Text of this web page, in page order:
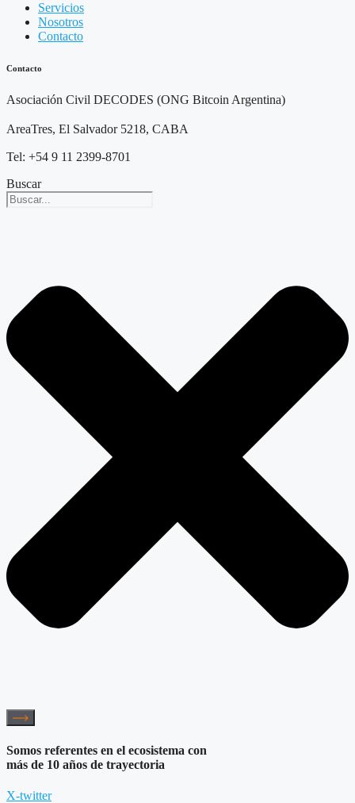
Servicios
Nosotros
Contacto
Contacto
Asociación Civil DECODES (ONG Bitcoin Argentina)
AreaTres, El Salvador 5218, CABA
Tel: +54 9 11 2399-8701
Buscar
Somos referentes en el ecosistema con
más de 10 años de trayectoria
X-twitter